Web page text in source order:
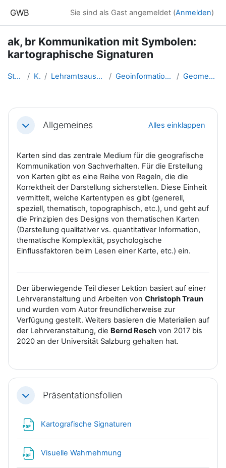
GWB Sie sind als Gast angemeldet (Anmelden)
ak, br Kommunikation mit Symbolen:
kartographische Signaturen
Startseite Kurse Lehramtsausbildung GW im Clust... Geoinformation und Geokommunik... Geomedien_Signaturen
Abschnittsübersicht
EinklappenAllgemeines Alles einklappen
Karten sind das zentrale Medium für die geografische
Kommunikation von Sachverhalten. Für die Erstellung
von Karten gibt es eine Reihe von Regeln, die die
Korrektheit der Darstellung sicherstellen. Diese Einheit
vermittelt, welche Kartentypen es gibt (generell,
speziell, thematisch, topographisch, etc.), und geht auf
die Prinzipien des Designs von thematischen Karten
(Darstellung qualitativer vs. quantitativer Information,
thematische Komplexität, psychologische
Einflussfaktoren beim Lesen einer Karte, etc.) ein.
Der überwiegende Teil dieser Lektion basiert auf einer
Lehrveranstaltung und Arbeiten von Christoph Traun
und wurden vom Autor freundlicherweise zur
Verfügung gestellt. Weiters basieren die Materialien auf
der Lehrveranstaltung, die Bernd Resch von 2017 bis
2020 an der Universität Salzburg gehalten hat.
EinklappenPräsentationsfolien
Kartografische Signaturen
Visuelle Wahrnehmung